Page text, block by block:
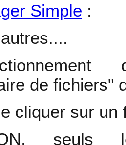
Simple :
de fichiers"
cliquer sur